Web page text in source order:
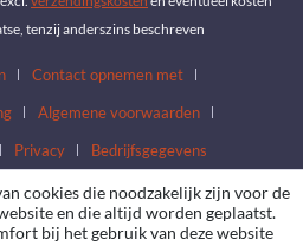
tenzij anderszins beschreven
Contact opnemen met
Algemene voorwaarden
Privacy Bedrijfsgegevens
cookies die noodzakelijk zijn voor de
en die altijd worden geplaatst.
bij het gebruik van deze website